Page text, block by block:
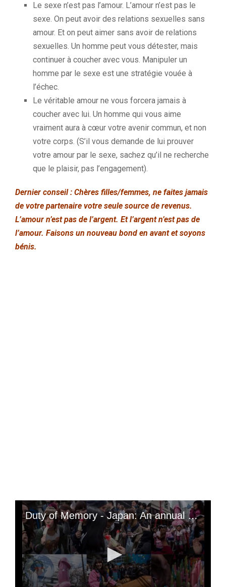
Le sexe n’est pas l’amour. L’amour n’est pas le
sexe. On peut avoir des relations sexuelles sans
amour. Et on peut aimer sans avoir de relations
sexuelles. Un homme peut vous détester, mais
continuer à coucher avec vous. Manipuler un
homme par le sexe est une stratégie vouée à
l’échec.
Le véritable amour ne vous forcera jamais à
coucher avec lui. Un homme qui vous aime
vraiment aura à cœur votre avenir commun, et non
votre corps. (S’il vous demande de lui prouver
votre amour par le sexe, sachez qu’il ne recherche
que le plaisir, pas l’engagement).
Dernier conseil : Chères filles/femmes, ne faites jamais
de votre partenaire votre seule source de revenus.
L’amour n’est pas de l’argent. Et l’argent n’est pas de
l’amour. Faisons un nouveau bond en avant et soyons
bénis.
Duty of Memory - Japan: An annual penis festival to celebrate fertility; what is taboo in your country is not necessarily so elsewhere. In Japan, the Kanamara Matsuri, also known as the Steel Penis Festival, is one of the country's most popular festivals; (celebrated every first Sunday in April, it highlights the vital importance of the penis in society); « This Shinto event, focused on fertility, attracts an increasing number of visitors each year, including foreign tourists, reminding us that what shocks here can be celebrated elsewhere »